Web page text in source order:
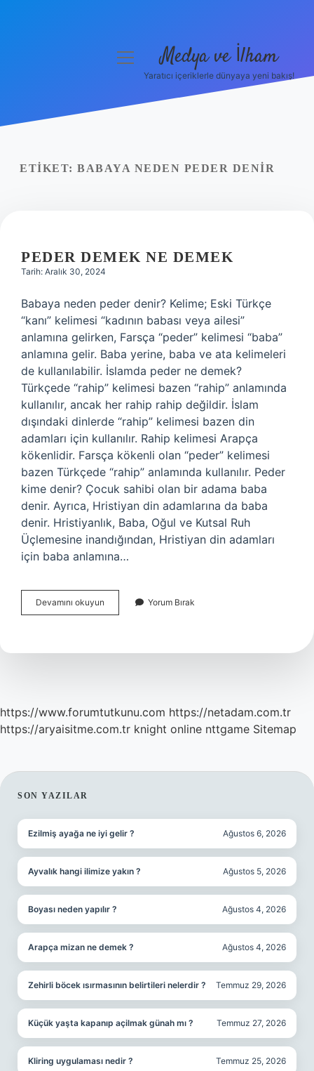
Yasal Uyarı
menüyüMedya ve İlham
Yaratıcı içeriklerle dünyaya yeni bakış!
ETIKET: BABAYA NEDEN PEDER DENIR
PEDER DEMEK NE DEMEK
Tarih: Aralık 30, 2024
Babaya neden peder denir? Kelime; Eski Türkçe
“kanı” kelimesi “kadının babası veya ailesi”
anlamına gelirken, Farsça “peder” kelimesi “baba”
anlamına gelir. Baba yerine, baba ve ata kelimeleri
de kullanılabilir. İslamda peder ne demek?
Türkçede “rahip” kelimesi bazen “rahip” anlamında
kullanılır, ancak her rahip rahip değildir. İslam
dışındaki dinlerde “rahip” kelimesi bazen din
adamları için kullanılır. Rahip kelimesi Arapça
kökenlidir. Farsça kökenli olan “peder” kelimesi
bazen Türkçede “rahip” anlamında kullanılır. Peder
kime denir? Çocuk sahibi olan bir adama baba
denir. Ayrıca, Hristiyan din adamlarına da baba
denir. Hristiyanlık, Baba, Oğul ve Kutsal Ruh
Üçlemesine inandığından, Hristiyan din adamları
için baba anlamına…
Devamını okuyun
Demek
Yorum Bırak
https://www.forumtutkunu.com https://netadam.com.tr
https://aryaisitme.com.tr knight online nttgame Sitemap
SIDEBAR
SON YAZILAR
Ezilmiş ayağa ne iyi gelir ? Ağustos 6, 2026
Ayvalık hangi ilimize yakın ? Ağustos 5, 2026
Boyası neden yapılır ? Ağustos 4, 2026
Arapça mizan ne demek ? Ağustos 4, 2026
Zehirli böcek ısırmasının belirtileri nelerdir ? Temmuz 29, 2026
Küçük yaşta kapanıp açilmak günah mı ? Temmuz 27, 2026
Kliring uygulaması nedir ? Temmuz 25, 2026